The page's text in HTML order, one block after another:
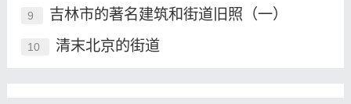
9 吉林市的著名建筑和街道旧照（一）
10 清末北京的街道